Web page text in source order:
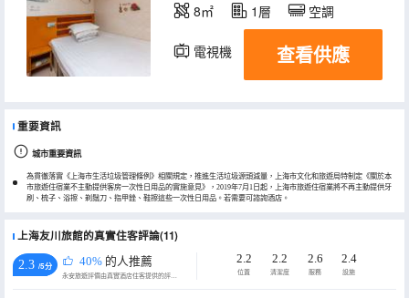
8㎡ 1層 空調
電視機 查看供應
重要資訊
城市重要資訊
為貫徹落實《上海市生活垃圾管理條例》相關規定，推進生活垃圾源頭減量，上海市文化和旅遊局特制定《關於本
市旅遊住宿業不主動提供客房一次性日用品的實施意見》，2019年7月1日起，上海市旅遊住宿業將不再主動提供牙
刷、梳子、浴擦、剃鬚刀、指甲銼、鞋擦這些一次性日用品。若需要可諮詢酒店。
上海友川旅館的真實住客評論(11)
2.3 /5分 40% 的人推薦
永安旅遊評價由真實酒店住客提供的評價。
2.2
位置
2.2
清潔度
2.6
服務
2.4
設施